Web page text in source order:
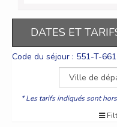
DATES ET
Code du séjour : 551-T-
* Les tarifs indiqués sont